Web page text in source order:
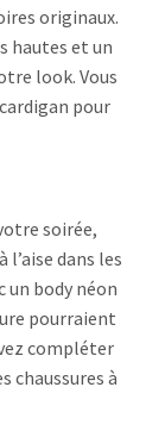
originaux.
hautes et un
look. Vous
pour
soirée,
dans les
un body néon
pourraient
compléter
chaussures à